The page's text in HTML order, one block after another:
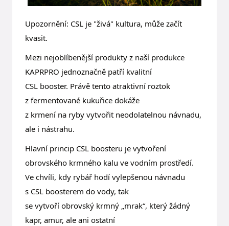
Upozornění: CSL je "živá" kultura, může začít
kvasit.
Mezi nejoblíbenější produkty z naší produkce
KAPRPRO jednoznačně patří kvalitní
CSL booster. Právě tento atraktivní roztok
z fermentované kukuřice dokáže
z krmení na ryby vytvořit neodolatelnou návnadu,
ale i nástrahu.
Hlavní princip CSL boosteru je vytvoření
obrovského krmného kalu ve vodním prostředí.
Ve chvíli, kdy rybář hodí vylepšenou návnadu
s CSL boosterem do vody, tak
se vytvoří obrovský krmný „mrak“, který žádný
kapr, amur, ale ani ostatní